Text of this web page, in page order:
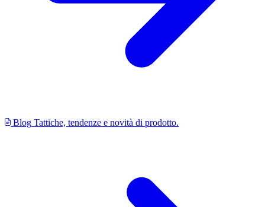
Blog Tattiche, tendenze e novità di prodotto.